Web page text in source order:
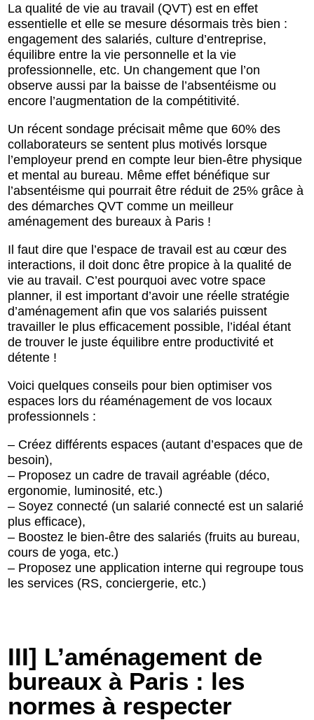
La qualité de vie au travail (QVT) est en effet
essentielle et elle se mesure désormais très bien :
engagement des salariés, culture d’entreprise,
équilibre entre la vie personnelle et la vie
professionnelle, etc. Un changement que l’on
observe aussi par la baisse de l’absentéisme ou
encore l’augmentation de la compétitivité.
Un récent sondage précisait même que 60% des
collaborateurs se sentent plus motivés lorsque
l’employeur prend en compte leur bien-être physique
et mental au bureau. Même effet bénéfique sur
l’absentéisme qui pourrait être réduit de 25% grâce à
des démarches QVT comme un meilleur
aménagement des bureaux à Paris !
Il faut dire que l’espace de travail est au cœur des
interactions, il doit donc être propice à la qualité de
vie au travail. C’est pourquoi avec votre space
planner, il est important d’avoir une réelle stratégie
d’aménagement afin que vos salariés puissent
travailler le plus efficacement possible, l’idéal étant
de trouver le juste équilibre entre productivité et
détente !
Voici quelques conseils pour bien optimiser vos
espaces lors du réaménagement de vos locaux
professionnels :
– Créez différents espaces (autant d’espaces que de
besoin),
– Proposez un cadre de travail agréable (déco,
ergonomie, luminosité, etc.)
– Soyez connecté (un salarié connecté est un salarié
plus efficace),
– Boostez le bien-être des salariés (fruits au bureau,
cours de yoga, etc.)
– Proposez une application interne qui regroupe tous
les services (RS, conciergerie, etc.)
III] L’aménagement de
bureaux à Paris : les
normes à respecter